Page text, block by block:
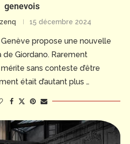
genevois
15 décembre 2024
propose une nouvelle
Giordano. Rarement
sans conteste d’être
était d’autant plus …